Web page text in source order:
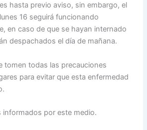
hasta previo aviso, sin embargo, el
16 seguirá funcionando
en caso de que se hayan internado
despachados el día de mañana.
tomen todas las precauciones
para evitar que esta enfermedad
informados por este medio.